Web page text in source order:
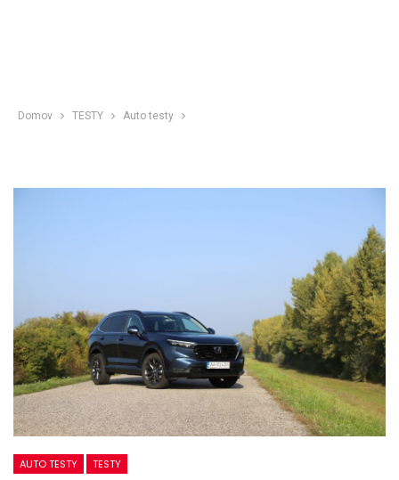
Domov TESTY Auto testy
AUTO TESTY TESTY